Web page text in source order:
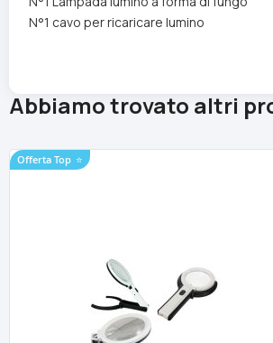
N°1 cavo per ricaricare lumino
Abbiamo trovato altri
Offerta Top ⭐